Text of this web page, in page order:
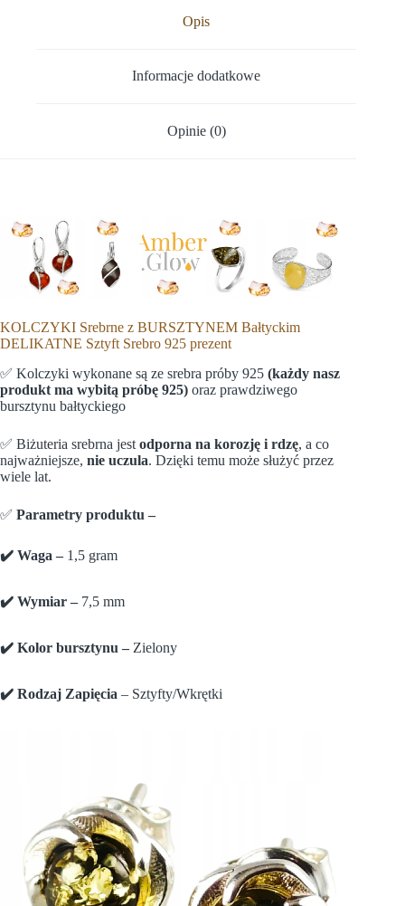
Opis
Informacje dodatkowe
Opinie (0)
KOLCZYKI Srebrne z BURSZTYNEM Bałtyckim
DELIKATNE Sztyft Srebro 925 prezent
✅ Kolczyki wykonane są ze srebra próby 925 (każdy nasz
produkt ma wybitą próbę 925) oraz prawdziwego
bursztynu bałtyckiego
✅ Biżuteria srebrna jest odporna na korozję i rdzę, a co
najważniejsze, nie uczula. Dzięki temu może służyć przez
wiele lat.
✅ Parametry produktu –
✔️ Waga – 1,5 gram
✔️ Wymiar – 7,5 mm
✔️ Kolor bursztynu – Zielony
✔️ Rodzaj Zapięcia – Sztyfty/Wkrętki